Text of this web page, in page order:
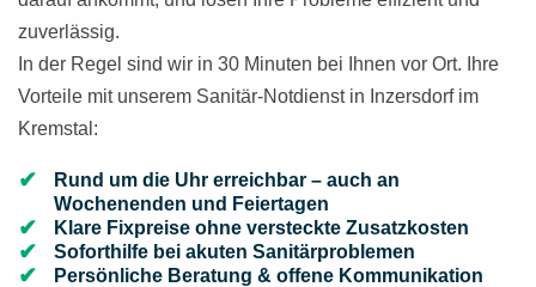
zuverlässig.
In der Regel sind wir in 30 Minuten bei Ihnen vor Ort. Ihre
Vorteile mit unserem Sanitär-Notdienst in Inzersdorf im
Kremstal:
Rund um die Uhr erreichbar – auch an
Wochenenden und Feiertagen
Klare Fixpreise ohne versteckte Zusatzkosten
Soforthilfe bei akuten Sanitärproblemen
Persönliche Beratung & offene Kommunikation